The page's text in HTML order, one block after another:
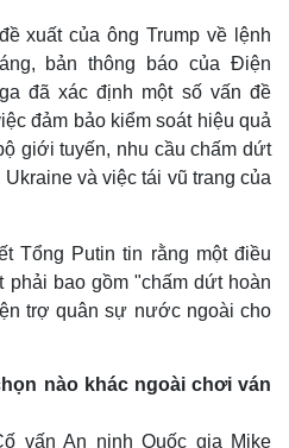
xuất của ông Trump về lệnh
bản thông báo của Điện
đã xác định một số vấn đề
đảm bảo kiểm soát hiệu quả
giới tuyến, nhu cầu chấm dứt
và việc tái vũ trang của
Tổng Putin tin rằng một điều
phải bao gồm "chấm dứt hoàn
trợ quân sự nước ngoài cho
nào khác ngoài chơi ván
vấn An ninh Quốc gia Mike